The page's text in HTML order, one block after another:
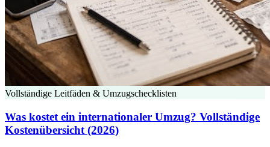
Vollständige Leitfäden & Umzugschecklisten
Was kostet ein internationaler Umzug? Vollständige
Kostenübersicht (2026)